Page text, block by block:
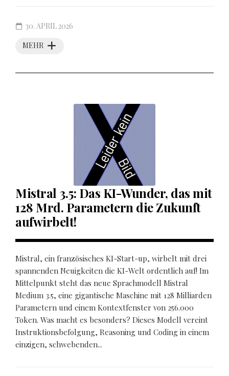
MEHR
30. APRIL 2026
Mistral 3.5: Das KI-Wunder, das mit
128 Mrd. Parametern die Zukunft
aufwirbelt!
Mistral, ein französisches KI-Start-up, wirbelt mit drei
spannenden Neuigkeiten die KI-Welt ordentlich auf! Im
Mittelpunkt steht das neue Sprachmodell Mistral
Medium 3.5, eine gigantische Maschine mit 128 Milliarden
Parametern und einem Kontextfenster von 256.000
Token. Was macht es besonders? Dieses Modell vereint
Instruktionsbefolgung, Reasoning und Coding in einem
einzigen, schwebenden...